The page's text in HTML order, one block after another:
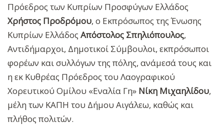
Πρόεδρος των Κυπρίων Προσφύγων Ελλάδος
Χρήστος Προδρόμου, ο Εκπρόσωπος της Ένωσης
Κυπρίων Ελλάδος Απόστολος Σπηλιόπουλος,
Αντιδήμαρχοι, Δημοτικοί Σύμβουλοι, εκπρόσωποι
φορέων και συλλόγων της πόλης, ανάμεσά τους και
η εκ Κυθρέας Πρόεδρος του Λαογραφικού
Χορευτικού Ομίλου «Εναλία Γη» Νίκη Μιχαηλίδου,
μέλη των ΚΑΠΗ του Δήμου Αιγάλεω, καθώς και
πλήθος πολιτών.